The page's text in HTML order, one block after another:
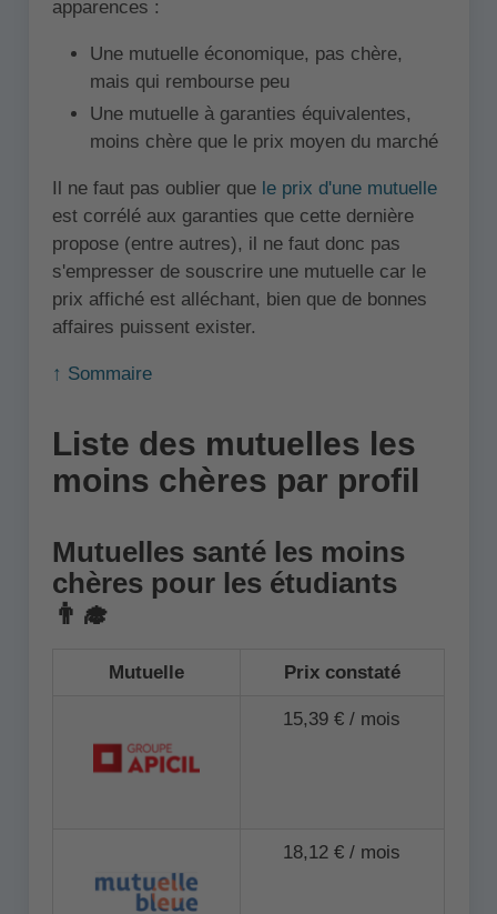
apparences :
Une mutuelle économique, pas chère,
mais qui rembourse peu
Une mutuelle à garanties équivalentes,
moins chère que le prix moyen du marché
Il ne faut pas oublier que le prix d'une mutuelle
est corrélé aux garanties que cette dernière
propose (entre autres), il ne faut donc pas
s'empresser de souscrire une mutuelle car le
prix affiché est alléchant, bien que de bonnes
affaires puissent exister.
↑ Sommaire
Liste des mutuelles les
moins chères par profil
Mutuelles santé les moins
chères pour les étudiants
👨‍🎓
Mutuelle Prix constaté
15,39 € / mois
18,12 € / mois